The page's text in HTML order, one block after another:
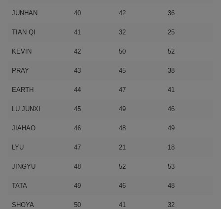
JUNHAN 40 42 36
TIAN QI 41 32 25
KEVIN 42 50 52
PRAY 43 45 38
EARTH 44 47 41
LU JUNXI 45 49 46
JIAHAO 46 48 49
LYU 47 21 18
JINGYU 48 52 53
TATA 49 46 48
SHOYA 50 41 32